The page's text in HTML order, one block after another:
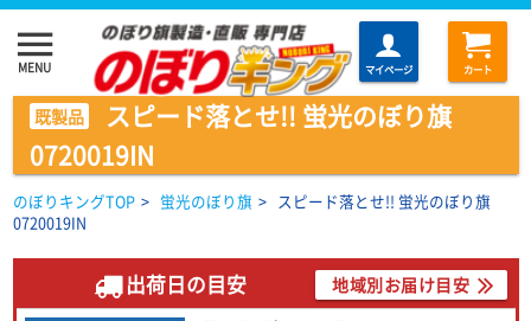
menu
MENU マイページ カート
既製品
スピード落とせ!! 蛍光のぼり旗
0720019IN
のぼりキングTOP > 蛍光のぼり旗 > スピード落とせ!! 蛍光のぼり旗
0720019IN
出荷日の目安 地域別お届け目安